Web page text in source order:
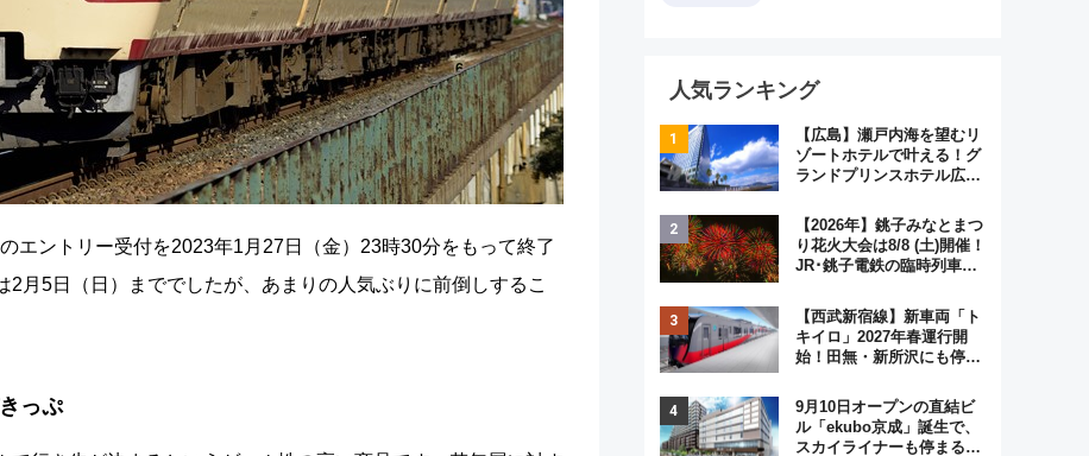
エントリー受付を2023年1月27日（金）23時30分をもって終了
月5日（日）まででしたが、あまりの人気ぶりに前倒しするこ
っぷ
人気ランキング
【広島】瀬戸内海を望むリ
ゾートホテルで叶える！グ
ランドプリンスホテル広島
ジュアルパーティープラン
【2026年】銚子みなとまつ
り花火大会は8/8 (土)開催！
JR･銚子電鉄の臨時列車や
く8,000発の大迫力＆屋台
を満喫
【西武新宿線】新車両「ト
キイロ」2027年春運行開
始！田無・新所沢にも停
弾」も
9月10日オープンの直結ビ
ル「ekubo京成」誕生で、
スカイライナーも停まる巨